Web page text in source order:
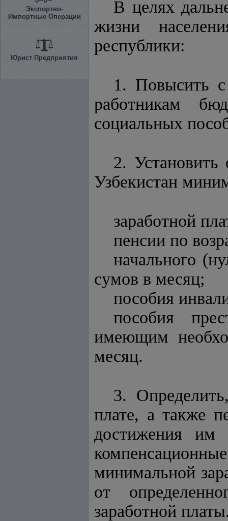
Экспортно-
Импортные Операции
Юрист Предприятия
В целях
жизни
республики:
1. Повысить с
работникам
социальных
2. Установить
Узбекистан
заработной
пенсии по
начального
сумов в месяц;
пособия
пособия
имеющим
месяц.
3.
плате, а также
достижения им
минимальной
от
заработной